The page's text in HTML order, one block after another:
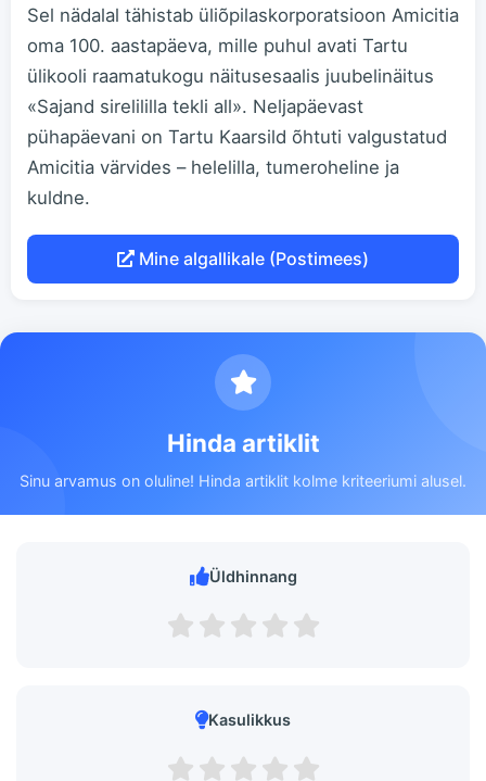
Sel nädalal tähistab üliõpilaskorporatsioon Amicitia
oma 100. aastapäeva, mille puhul avati Tartu
ülikooli raamatukogu näitusesaalis juubelinäitus
«Sajand sirelililla tekli all». Neljapäevast
pühapäevani on Tartu Kaarsild õhtuti valgustatud
Amicitia värvides – helelilla, tumeroheline ja
kuldne.
Mine algallikale (Postimees)
Hinda artiklit
Sinu arvamus on oluline! Hinda artiklit kolme kriteeriumi alusel.
Üldhinnang
Kasulikkus